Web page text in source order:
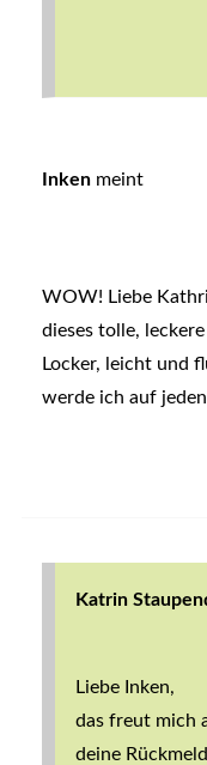
Inken meint
WOW! Liebe
dieses tolle,
Locker, leicht und
werde ich auf
Katrin
Liebe Inken,
das freut mich
deine